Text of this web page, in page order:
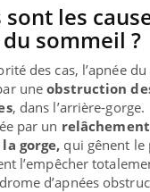
les
du sommeil ?
des cas, l’apnée
uneobstruction
, dans l’arrière-gorge.
par un
gorge, qui gênent le
l’empêcher
d’apnées